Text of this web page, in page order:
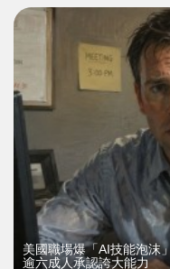
美國職場爆「AI技能泡沫」
逾六成人承認誇大能力